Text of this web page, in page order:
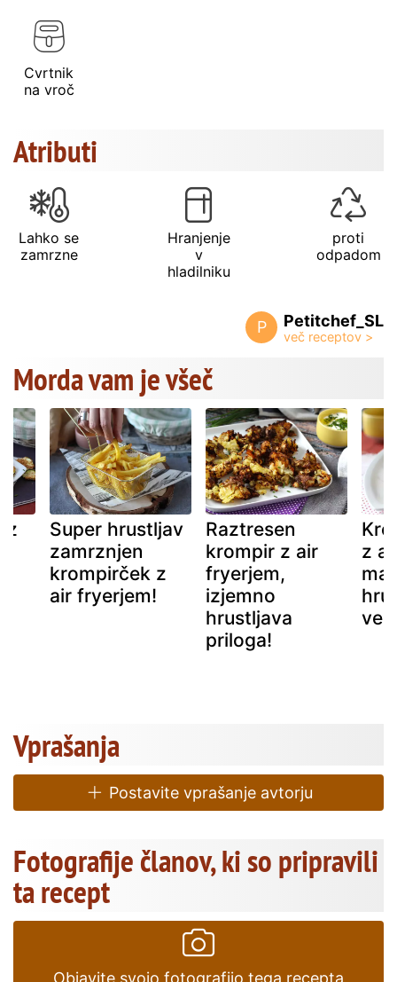
Cvrtnik
na vroč
Atributi
Lahko se
zamrzne
Hranjenje
v
hladilniku
proti
odpadom
P Petitchef_SL
Morda vam je všeč
z
Super hrustljav
zamrznjen
krompirček z
air fryerjem!
Raztresen
krompir z air
fryerjem,
izjemno
hrustljava
priloga!
z
Vprašanja
Postavite vprašanje avtorju
Fotografije članov, ki so pripravili
ta recept
Objavite svojo fotografijo tega recepta